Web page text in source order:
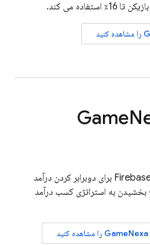
می کند.
Game
استودیو GameNexa از Firebase برای دوبرابر کردن درآمد
بخشیدن به استراتژی کسب درآمد